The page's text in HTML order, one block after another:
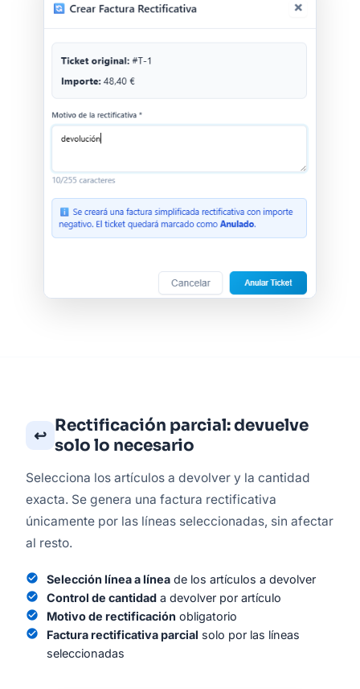
↩️ Rectificación parcial: devuelve
solo lo necesario
Selecciona los artículos a devolver y la cantidad
exacta. Se genera una factura rectificativa
únicamente por las líneas seleccionadas, sin afectar
al resto.
check_circle Selección línea a líneade los artículos a devolver
check_circle Control de cantidada devolver por artículo
check_circle Motivo de rectificación obligatorio
check_circle Factura rectificativa parcial solo por las líneas
seleccionadas